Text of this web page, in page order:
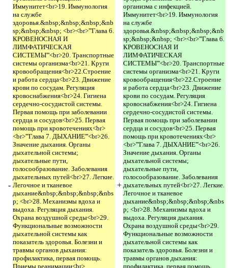
-
Иммунитет<br>19. Иммунология
на службе
здоровья.&nbsp;&nbsp;&nbsp;&nb
sp;&nbsp;&nbsp; <br><br>'''Глава 6.
КРОВЕНОСНАЯ И
ЛИМФАТИЧЕСКАЯ
СИСТЕМЫ'''<br>20. Транспортные
системы организма<br>21. Круги
кровообращения<br>22.Строение
и работа сердца<br>23. Движение
крови по сосудам. Регуляция
кровоснабжения<br>24. Гигиена
сердечно-сосудистой системы.
Первая помощь при заболевании
сердца и сосудов<br>25. Первая
помощь при кровотечениях<br>
<br>'''Глава 7. ДЫХАНИЕ'''<br>26.
Значение дыхания. Органы
дыхательной системы;
дыхательные пути,
голосообразование. Заболевания
дыхательных путей<br>27. Легкие.
Легочное и тканевое
дыхание&nbsp;&nbsp;&nbsp;&nbs
p; <br>28. Механизмы вдоха и
выдоха. Регуляция дыхания.
Охрана воздушной среды<br>29.
Функциональные возможности
дыхательной системы как
показатель здоровья. Болезни и
травмы органов дыхания:
профилактика, первая помощь.
Приемы реанимации<br>
+
организма с инфекцией.
Иммунитет<br>19. Иммунология
на службе
здоровья.&nbsp;&nbsp;&nbsp;&nb
sp;&nbsp;&nbsp; <br><br>'''Глава 6.
КРОВЕНОСНАЯ И
ЛИМФАТИЧЕСКАЯ
СИСТЕМЫ'''<br>20. Транспортные
системы организма<br>21. Круги
кровообращения<br>22.Строение
и работа сердца<br>23. Движение
крови по сосудам. Регуляция
кровоснабжения<br>24. Гигиена
сердечно-сосудистой системы.
Первая помощь при заболевании
сердца и сосудов<br>25. Первая
помощь при кровотечениях<br>
<br>'''Глава 7. ДЫХАНИЕ'''<br>26.
Значение дыхания. Органы
дыхательной системы;
дыхательные пути,
голосообразование. Заболевания
дыхательных путей<br>27. Легкие.
Легочное и тканевое
дыхание&nbsp;&nbsp;&nbsp;&nbs
p; <br>28. Механизмы вдоха и
выдоха. Регуляция дыхания.
Охрана воздушной среды<br>29.
Функциональные возможности
дыхательной системы как
показатель здоровья. Болезни и
травмы органов дыхания:
профилактика, первая помощь.